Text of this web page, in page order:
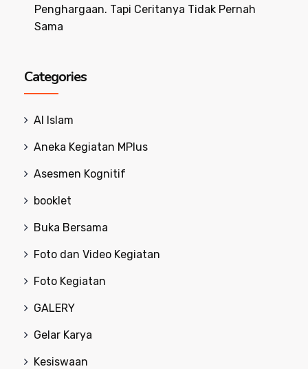
Penghargaan. Tapi Ceritanya Tidak Pernah
Sama
Categories
Al Islam
Aneka Kegiatan MPlus
Asesmen Kognitif
booklet
Buka Bersama
Foto dan Video Kegiatan
Foto Kegiatan
GALERY
Gelar Karya
Kesiswaan